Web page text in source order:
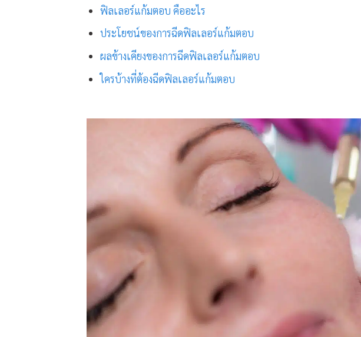
ฟิลเลอร์แก้มตอบ คืออะไร
ประโยชน์ของการฉีดฟิลเลอร์แก้มตอบ
ผลข้างเคียงของการฉีดฟิลเลอร์แก้มตอบ
ใครบ้างที่ต้องฉีดฟิลเลอร์แก้มตอบ